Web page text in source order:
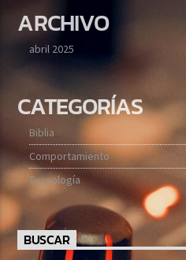
ARCHIVO
abril 2025
CATEGORÍAS
Biblia
Comportamiento
Tecnología
BUSCAR